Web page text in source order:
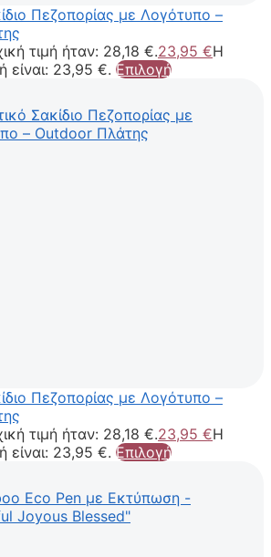
Πεζοπορίας με Λογότυπο –
τιμή ήταν: 28,18 €.23,95 €Η
είναι: 23,95 €. Επιλογή
Πεζοπορίας με Λογότυπο –
τιμή ήταν: 28,18 €.23,95 €Η
είναι: 23,95 €. Επιλογή